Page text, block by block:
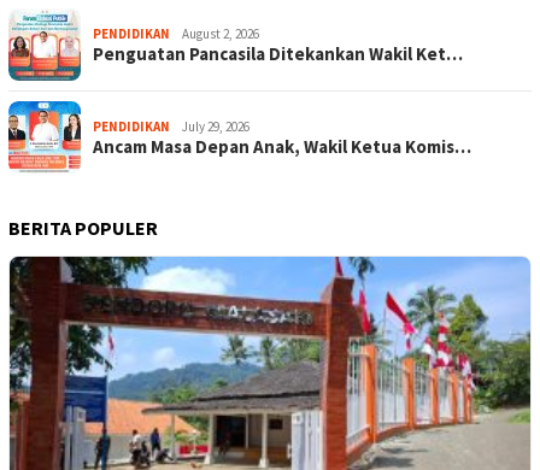
PENDIDIKAN August 2, 2026
Penguatan Pancasila Ditekankan Wakil Ket…
PENDIDIKAN July 29, 2026
Ancam Masa Depan Anak, Wakil Ketua Komis…
BERITA POPULER